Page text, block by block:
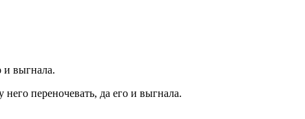
и выгнала.